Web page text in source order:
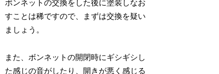
ボンネットの交換をした後に塗装しなお
すことは稀ですので、まずは交換を疑い
ましょう。
また、ボンネットの開閉時にギシギシし
た感じの音がしたり、開きが悪く感じる